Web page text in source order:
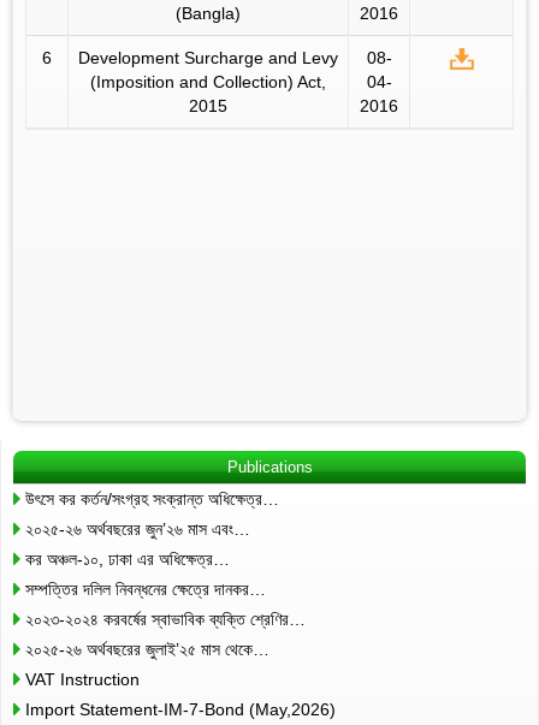
(Bangla)
2016
6
Development Surcharge and Levy
(Imposition and Collection) Act,
2015
08-
04-
2016
Publications
উৎসে কর কর্তন/সংগ্রহ সংক্রান্ত অধিক্ষেত্র…
২০২৫-২৬ অর্থবছরের জুন’২৬ মাস এবং…
কর অঞ্চল-১০, ঢাকা এর অধিক্ষেত্র…
সম্পত্তির দলিল নিবন্ধনের ক্ষেত্রে দানকর…
২০২৩-২০২৪ করবর্ষের স্বাভাবিক ব্যক্তি শ্রেণির…
২০২৫-২৬ অর্থবছরের জুলাই’২৫ মাস থেকে…
VAT Instruction
Import Statement-IM-7-Bond (May,2026)